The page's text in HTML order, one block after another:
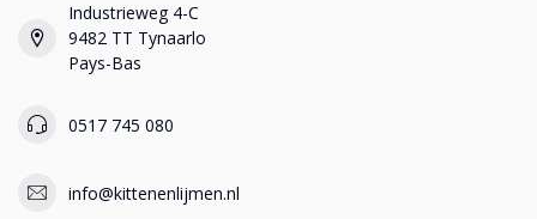
Industrieweg 4-C
9482 TT Tynaarlo
Pays-Bas
0517 745 080
info@kittenenlijmen.nl